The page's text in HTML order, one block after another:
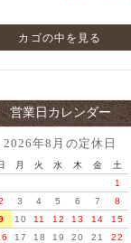
カゴの中を見る
営業日カレンダー
2026年8月の定休日
月 火 水 木 金
土
1
3 4 5 6 7
8
10 11 12 13 14
15
17 18 19 20 21
22